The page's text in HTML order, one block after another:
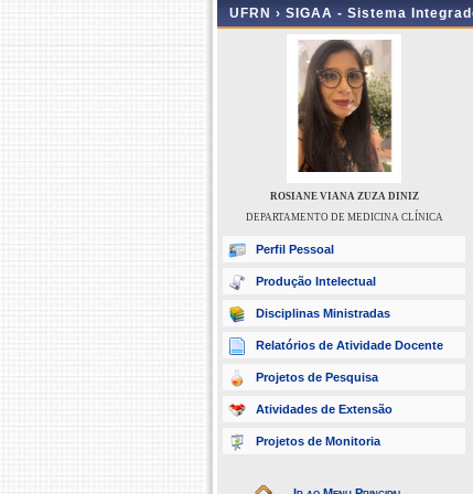
UFRN › SIGAA - Sistema
ROSIANE VIANA ZUZA DINIZ
DEPARTAMENTO DE MEDICINA CLÍNICA
Perfil Pessoal
Produção Intelectual
Disciplinas Ministradas
Relatórios de Atividade Docente
Projetos de Pesquisa
Atividades de Extensão
Projetos de Monitoria